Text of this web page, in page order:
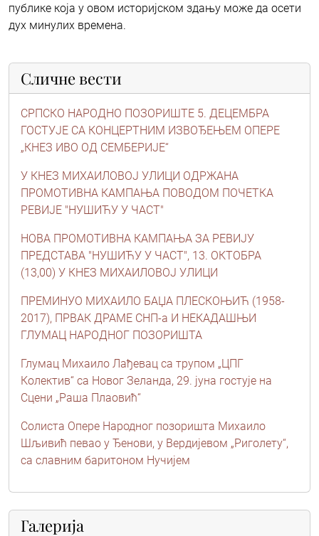
публике која у овом историјском здању може да осети
дух минулих времена.
Сличне вести
СРПСКО НАРОДНО ПОЗОРИШТЕ 5. ДЕЦЕМБРА
ГОСТУЈЕ СА КОНЦЕРТНИМ ИЗВОЂЕЊЕМ ОПЕРЕ
„КНЕЗ ИВО ОД СЕМБЕРИЈЕ“
У КНЕЗ МИХАИЛОВОЈ УЛИЦИ ОДРЖАНА
ПРОМОТИВНА КАМПАЊА ПОВОДОМ ПОЧЕТКА
РЕВИЈЕ "НУШИЋУ У ЧАСТ"
НОВА ПРОМОТИВНА КАМПАЊА ЗА РЕВИЈУ
ПРЕДСТАВА "НУШИЋУ У ЧАСТ", 13. ОКТОБРА
(13,00) У КНЕЗ МИХАИЛОВОЈ УЛИЦИ
ПРЕМИНУО МИХАИЛО БАЏА ПЛЕСКОЊИЋ (1958-
2017), ПРВАК ДРАМЕ СНП-а И НЕКАДАШЊИ
ГЛУМАЦ НАРОДНОГ ПОЗОРИШТА
Глумац Михаило Лађевац са трупом „ЦПГ
Колектив“ са Новог Зеланда, 29. јуна гостује на
Сцени „Раша Плаовић“
Солиста Опере Народног позоришта Михаило
Шљивић певао у Ђенови, у Вердијевом „Риголету“,
са славним баритоном Нучијем
Галерија